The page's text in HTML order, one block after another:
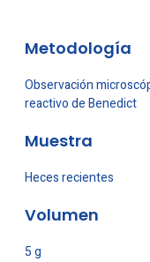
Metodología
Observación
reactivo de Benedict
Muestra
Heces recientes
Volumen
5 g